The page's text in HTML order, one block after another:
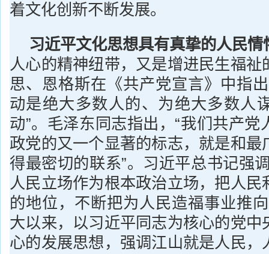
着文化创新不断发展。
习近平文化思想具有真挚的人民情
人心的精神纽带，又是增进民生福祉
思、恩格斯在《共产党宣言》中指
动是绝大多数人的、为绝大多数人
动”。毛泽东同志指出，“我们共产党
政党的又一个显著的标志，就是和最
得最密切的联系”。习近平总书记强
人民立场作为根本政治立场，把人民
的地位，不断把为人民造福事业推
大以来，以习近平同志为核心的党中
心的发展思想，强调江山就是人民，